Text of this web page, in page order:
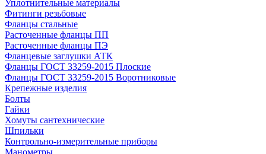
Уплотнительные материалы
Фитинги резьбовые
Фланцы стальные
Расточенные фланцы ПП
Расточенные фланцы ПЭ
Фланцевые заглушки АТК
Фланцы ГОСТ 33259-2015 Плоские
Фланцы ГОСТ 33259-2015 Воротниковые
Крепежные изделия
Болты
Гайки
Хомуты сантехнические
Шпильки
Контрольно-измерительные приборы
Манометры